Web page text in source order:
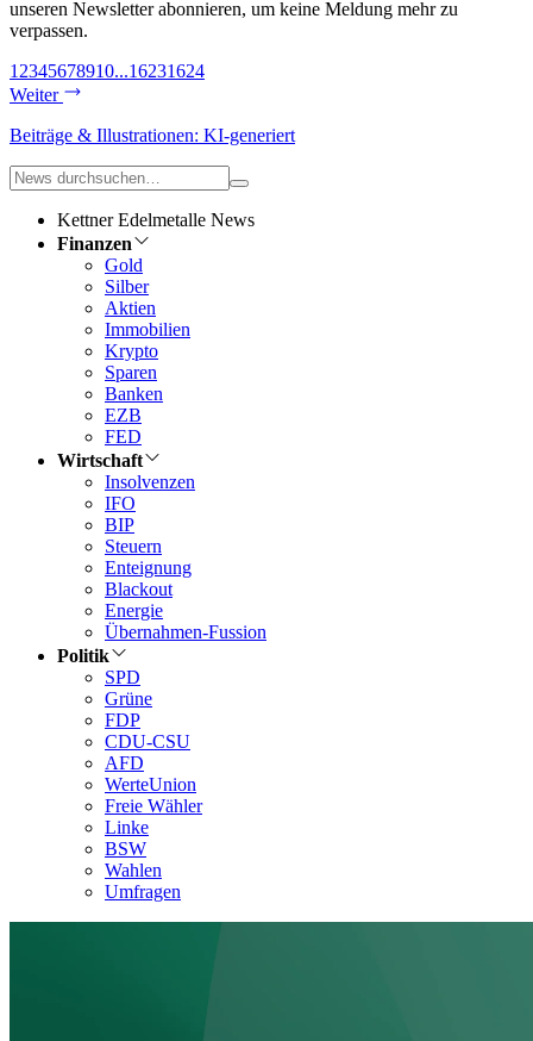
unseren Newsletter abonnieren, um keine Meldung mehr zu
verpassen.
1 2345678910...16231624
Weiter
Beiträge & Illustrationen: KI-generiert
Kettner Edelmetalle News
Finanzen
Gold
Silber
Aktien
Immobilien
Krypto
Sparen
Banken
EZB
FED
Wirtschaft
Insolvenzen
IFO
BIP
Steuern
Enteignung
Blackout
Energie
Übernahmen-Fussion
Politik
SPD
Grüne
FDP
CDU-CSU
AFD
WerteUnion
Freie Wähler
Linke
BSW
Wahlen
Umfragen